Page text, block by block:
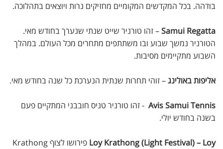
בודהה. בכל המקדשים המקומיים מחזיקים נרות ויוצאים בתהלוכה.
Samui Regatta– זהו טורניר שייט שנתי שנערך בחודש מאי.
הטורניר נמשך שבוע ובו משתתפים מתחרים מכל העולם. במהלך
השבוע מתקיימים מסיבות.
אליפות באולינג– זוהי תחרות שנתית הנערכת כל שנה בחודש מאי.
Avis Samui Tennis - זהו טורניר טניס חובבני המתקיים פעם
בשנה בחודש יולי.
Loy Krathong (Light Festival) – Loy
פירושו לצוף Krathong